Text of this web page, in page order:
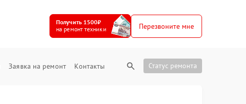
Получить 1500₽
на ремонт техники
Перезвоните мне
Заявка на ремонт Контакты Статус ремонта